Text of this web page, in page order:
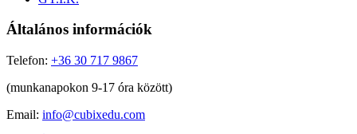
Általános információk
Telefon: +36 30 717 9867
(munkanapokon 9-17 óra között)
Email: info@cubixedu.com